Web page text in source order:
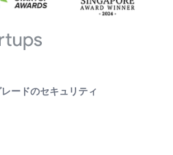
ードのセキュリティ